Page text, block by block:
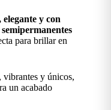
elegante y con
semipermanentes
para brillar en
, vibrantes y únicos,
un acabado